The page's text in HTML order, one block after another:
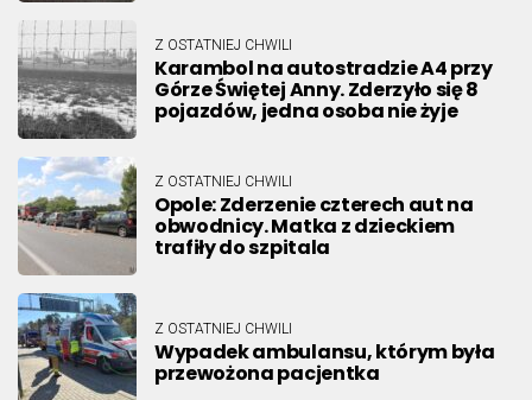
Z OSTATNIEJ CHWILI
Karambol na autostradzie A4 przy
Górze Świętej Anny. Zderzyło się 8
pojazdów, jedna osoba nie żyje
Z OSTATNIEJ CHWILI
Opole: Zderzenie czterech aut na
obwodnicy. Matka z dzieckiem
trafiły do szpitala
Z OSTATNIEJ CHWILI
Wypadek ambulansu, którym była
przewożona pacjentka